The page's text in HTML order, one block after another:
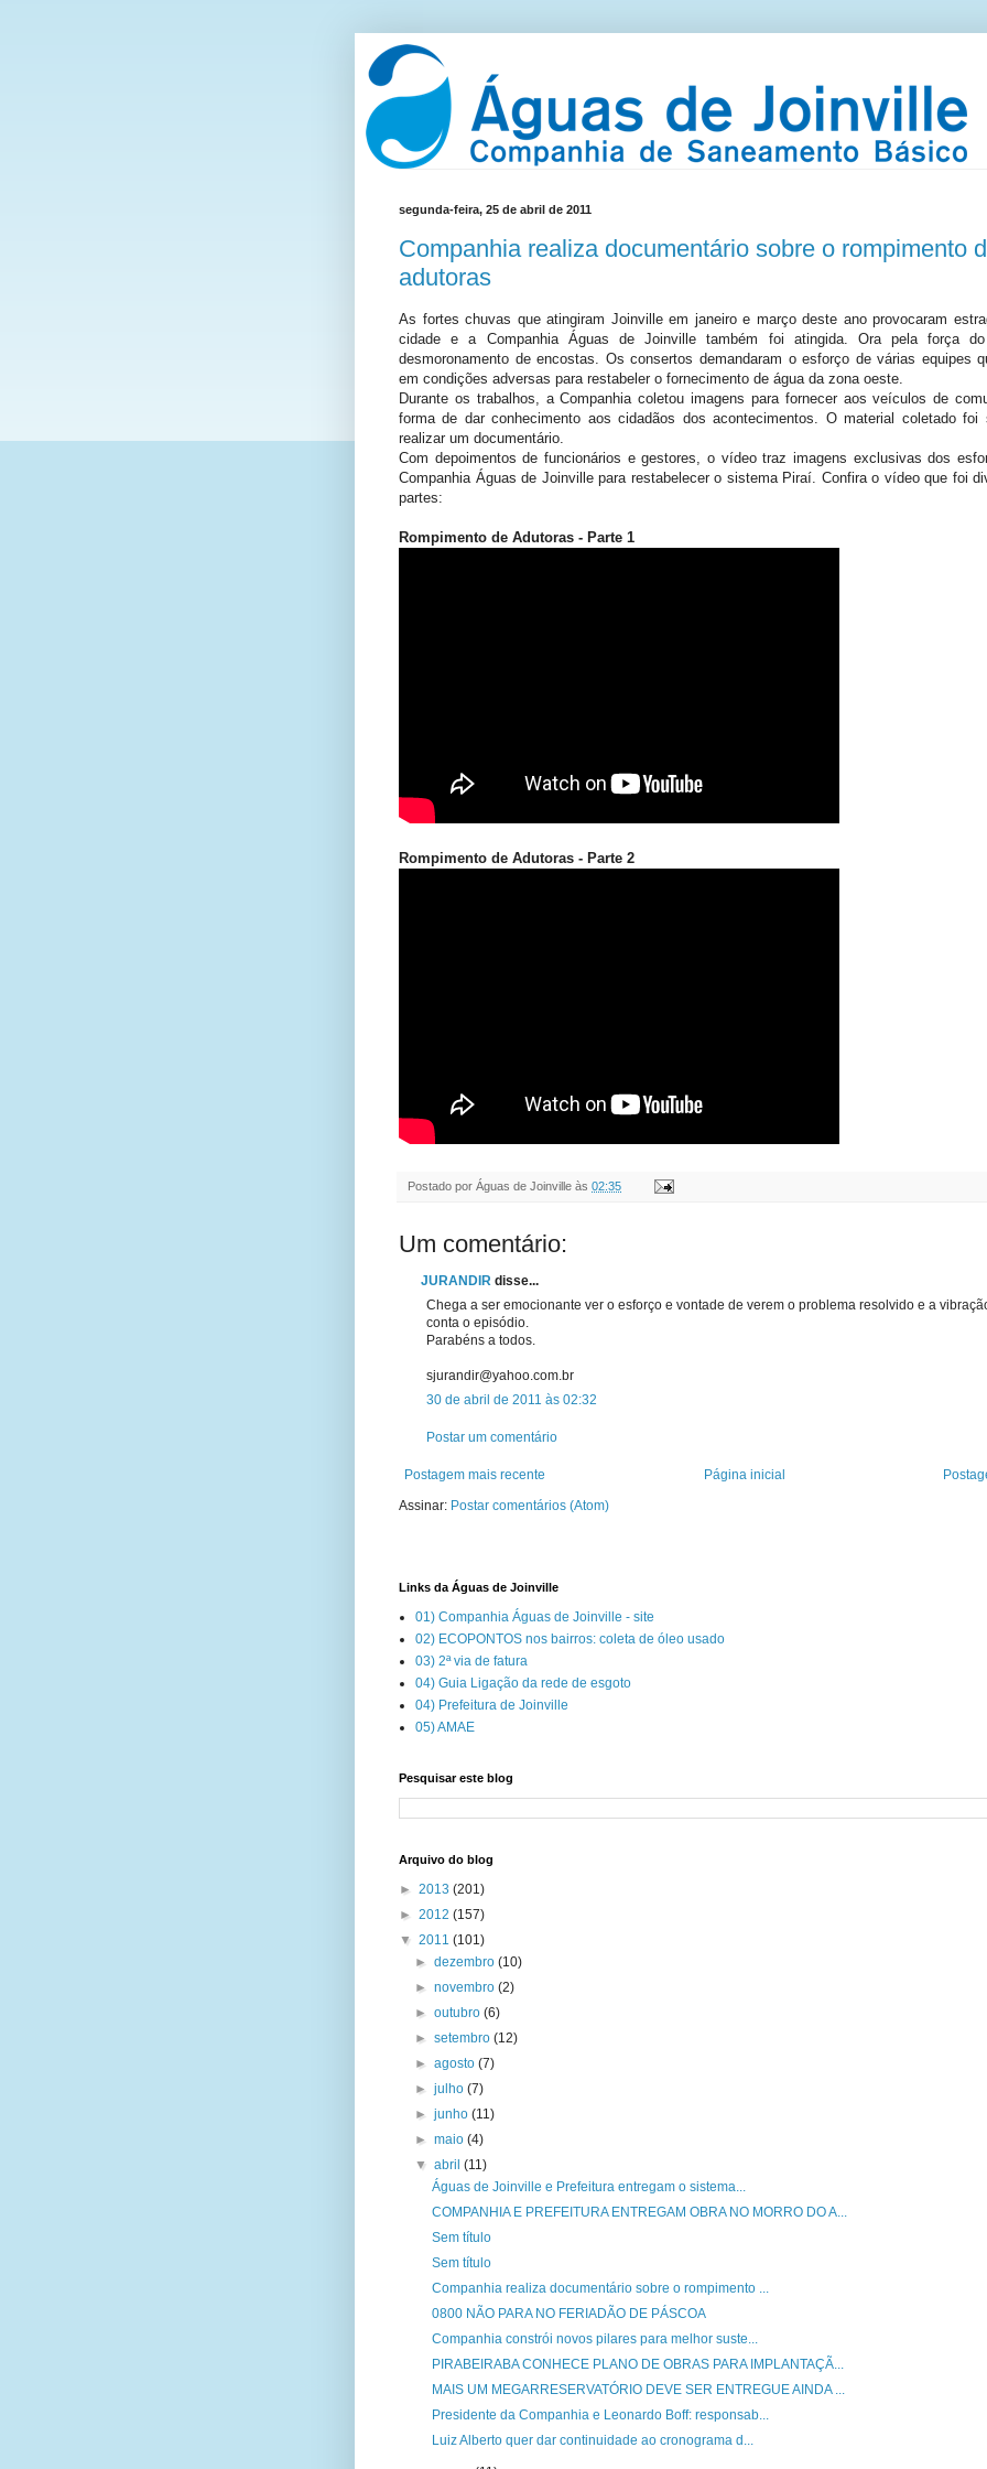
segunda-feira, 25 de abril de 2011
Companhia realiza documentário sobre o rompimento
adutoras
As fortes chuvas que atingiram Joinville em janeiro e março deste ano provocaram
cidade e a Companhia Águas de Joinville também foi atingida. Ora pela força
desmoronamento de encostas. Os consertos demandaram o esforço de várias equipes
em condições adversas para restabeler o fornecimento de água da zona oeste.
Durante os trabalhos, a Companhia coletou imagens para fornecer aos veículos de
forma de dar conhecimento aos cidadãos dos acontecimentos. O material coletado foi
realizar um documentário.
Com depoimentos de funcionários e gestores, o vídeo traz imagens exclusivas dos
Companhia Águas de Joinville para restabelecer o sistema Piraí. Confira o vídeo que foi
partes:
Rompimento de Adutoras - Parte 1
Rompimento de Adutoras - Parte 2
Postado por Águas de Joinville às 02:35
Um comentário:
JURANDIR disse...
Chega a ser emocionante ver o esforço e vontade de verem o problema resolvido e a
conta o episódio.
Parabéns a todos.
sjurandir@yahoo.com.br
30 de abril de 2011 às 02:32
Postar um comentário
Postagem mais recente
Página inicial
Assinar: Postar comentários (Atom)
Links da Águas de Joinville
01) Companhia Águas de Joinville - site
02) ECOPONTOS nos bairros: coleta de óleo usado
03) 2ª via de fatura
04) Guia Ligação da rede de esgoto
04) Prefeitura de Joinville
05) AMAE
Pesquisar este blog
Arquivo do blog
► 2013 (201)
► 2012 (157)
▼ 2011 (101)
►dezembro(10)
►novembro(2)
►outubro(6)
►setembro(12)
►agosto(7)
►julho(7)
►junho(11)
►maio(4)
▼abril(11)
Águas de Joinville e Prefeitura entregam o sistema...
COMPANHIA E PREFEITURA ENTREGAM OBRA NO MORRO DO A...
Sem título
Sem título
Companhia realiza documentário sobre o rompimento ...
0800 NÃO PARA NO FERIADÃO DE PÁSCOA
Companhia constrói novos pilares para melhor suste...
PIRABEIRABA CONHECE PLANO DE OBRAS PARA IMPLANTAÇÃ...
MAIS UM MEGARRESERVATÓRIO DEVE SER ENTREGUE AINDA ...
Presidente da Companhia e Leonardo Boff: responsab...
Luiz Alberto quer dar continuidade ao cronograma d...